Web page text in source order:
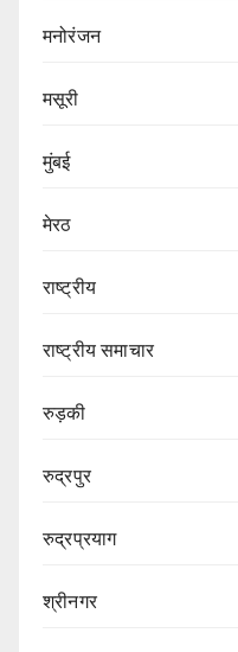
मनोरंजन
मसूरी
मुंबई
मेरठ
राष्ट्रीय
राष्ट्रीय समाचार
रुड़की
रुद्रपुर
रुद्रप्रयाग
श्रीनगर